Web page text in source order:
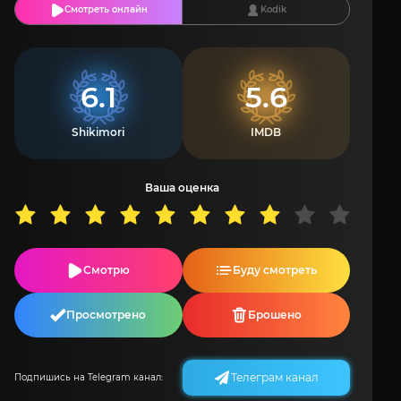
Смотреть онлайн Kodik
6.1
Shikimori
5.6
IMDB
Ваша оценка
Смотрю Буду смотреть
Просмотрено Брошено
Подпишись на Telegram канал: Телеграм канал